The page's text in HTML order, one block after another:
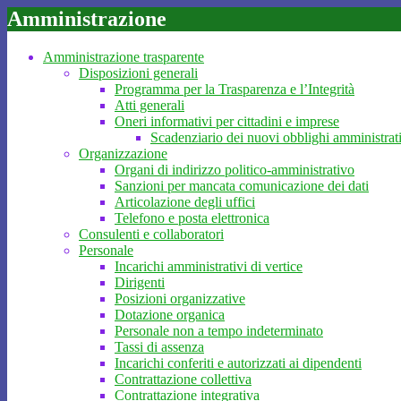
Amministrazione
Amministrazione trasparente
Disposizioni generali
Programma per la Trasparenza e l’Integrità
Atti generali
Oneri informativi per cittadini e imprese
Scadenziario dei nuovi obblighi
Organizzazione
Organi di indirizzo politico-amministrativo
Sanzioni per mancata comunicazione dei dati
Articolazione degli uffici
Telefono e posta elettronica
Consulenti e collaboratori
Personale
Incarichi amministrativi di vertice
Dirigenti
Posizioni organizzative
Dotazione organica
Personale non a tempo indeterminato
Tassi di assenza
Incarichi conferiti e autorizzati ai dipendenti
Contrattazione collettiva
Contrattazione integrativa